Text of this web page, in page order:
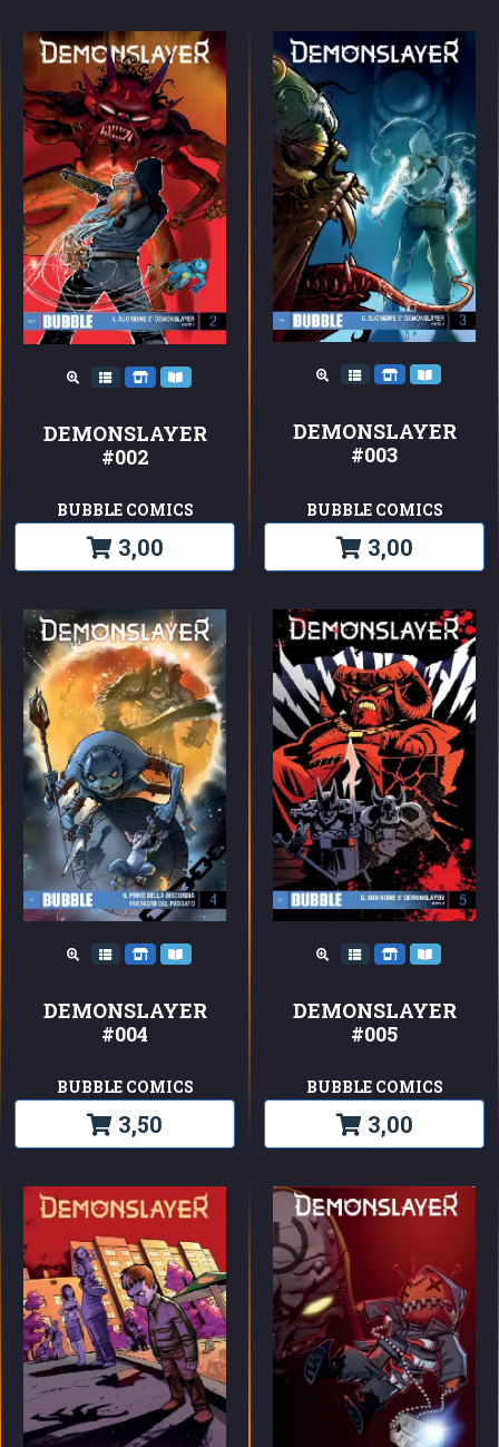
DEMONSLAYER
#002
BUBBLE COMICS
3,00
DEMONSLAYER
#003
BUBBLE COMICS
3,00
DEMONSLAYER
#004
BUBBLE COMICS
3,50
DEMONSLAYER
#005
BUBBLE COMICS
3,00